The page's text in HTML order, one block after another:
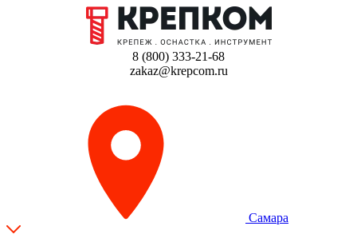
8 (800) 333-21-68
zakaz@krepcom.ru
Самара